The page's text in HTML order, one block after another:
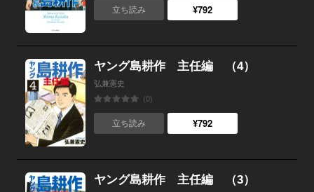
立ち読み ¥792
ヤング島耕作 主任編 （4）
弘兼憲史
(0)
立ち読み ¥792
ヤング島耕作 主任編 （3）